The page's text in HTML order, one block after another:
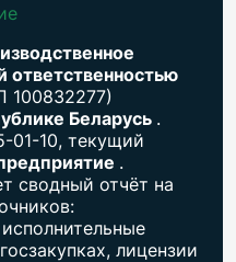
ответственностью
100832277)
Беларусь .
01-10, текущий
.
сводный отчёт на
лицензии